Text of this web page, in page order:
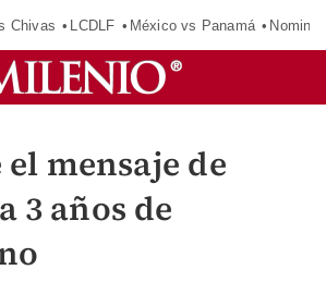
Chivas LCDLF México vs Panamá
mensaje de
3 años de